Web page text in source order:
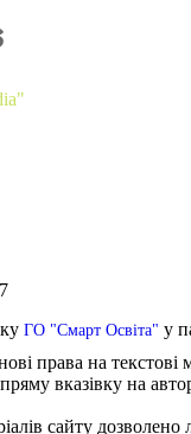
ГО "Смарт Освіта" у
права на текстові
вказівку на
сайту